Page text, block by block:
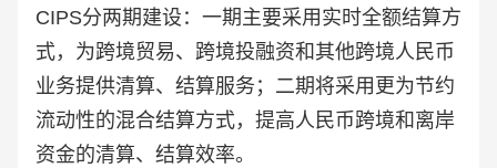
CIPS分两期建设：一期主要采用实时全额结算方
式，为跨境贸易、跨境投融资和其他跨境人民币
业务提供清算、结算服务；二期将采用更为节约
流动性的混合结算方式，提高人民币跨境和离岸
资金的清算、结算效率。